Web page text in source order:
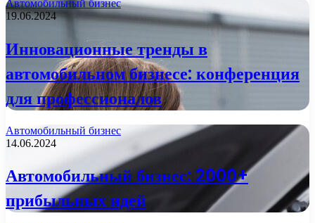
Автомобильный бизнес
19.06.2024
Инновационные тренды в
автомобильном бизнесе: конференция
для профессионалов
Автомобильный бизнес
14.06.2024
Автомобильный бизнес: 2000+
прибыльных идей